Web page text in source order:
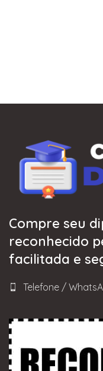
Compre seu
reconhecido
facilitada e
Telefone /